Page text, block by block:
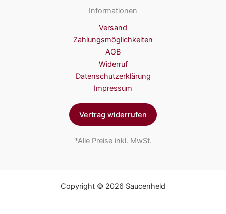
Informationen
Versand
Zahlungsmöglichkeiten
AGB
Widerruf
Datenschutzerklärung
Impressum
Vertrag widerrufen
*Alle Preise inkl. MwSt.
Copyright © 2026 Saucenheld